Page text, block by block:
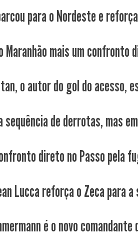
para o Nordeste e
Maranhão mais um confronto
o autor do gol do acesso,
sequência de derrotas, mas
direto no Passo pela
Lucca reforça o Zeca para a
é o novo comandante